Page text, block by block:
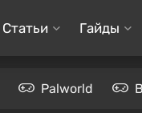
Статьи Гайды
Palworld